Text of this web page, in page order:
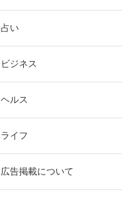
占い
ビジネス
ヘルス
ライフ
広告掲載について